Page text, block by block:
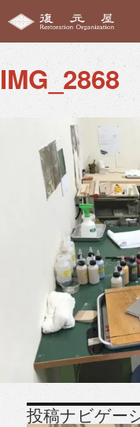
Previous Image
IMG_2868
投稿ナビゲー